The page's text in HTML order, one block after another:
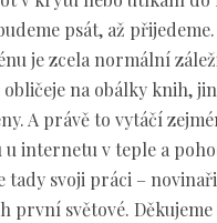
psát, až
je zcela normální
na obálky knih,
A právě to vytáčí
u internetu v teple a
tady svoji práci –
první světové.